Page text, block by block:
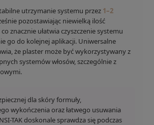
utrzymanie systemu przez 1–2
pozostawiając niewielką ilość
znacznie ułatwia czyszczenie systemu
go do kolejnej aplikacji. Uniwersalne
że plaster może być wykorzystywany z
systemów włosów, szczególnie z
dla skóry formuły,
wykończenia oraz łatwego usuwania
TAK doskonale sprawdza się podczas